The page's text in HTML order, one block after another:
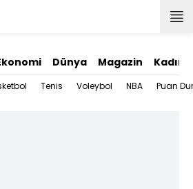
Dünya Magazin Kadın
Tenis Voleybol NBA Puan